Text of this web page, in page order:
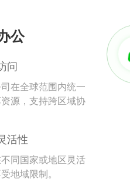
公
问
在全球范围内统一
源，支持跨区域协
活性
同国家或地区灵活
地域限制。